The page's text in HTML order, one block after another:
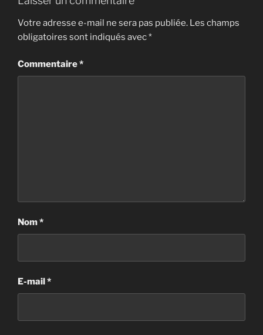
Votre adresse e-mail ne sera pas publiée. Les champs
obligatoires sont indiqués avec*
Commentaire*
Nom*
E-mail*